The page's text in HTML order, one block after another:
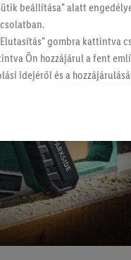
beállítása" alatt
gombra kattintva
Ön hozzájárul a fent
idejéről és a